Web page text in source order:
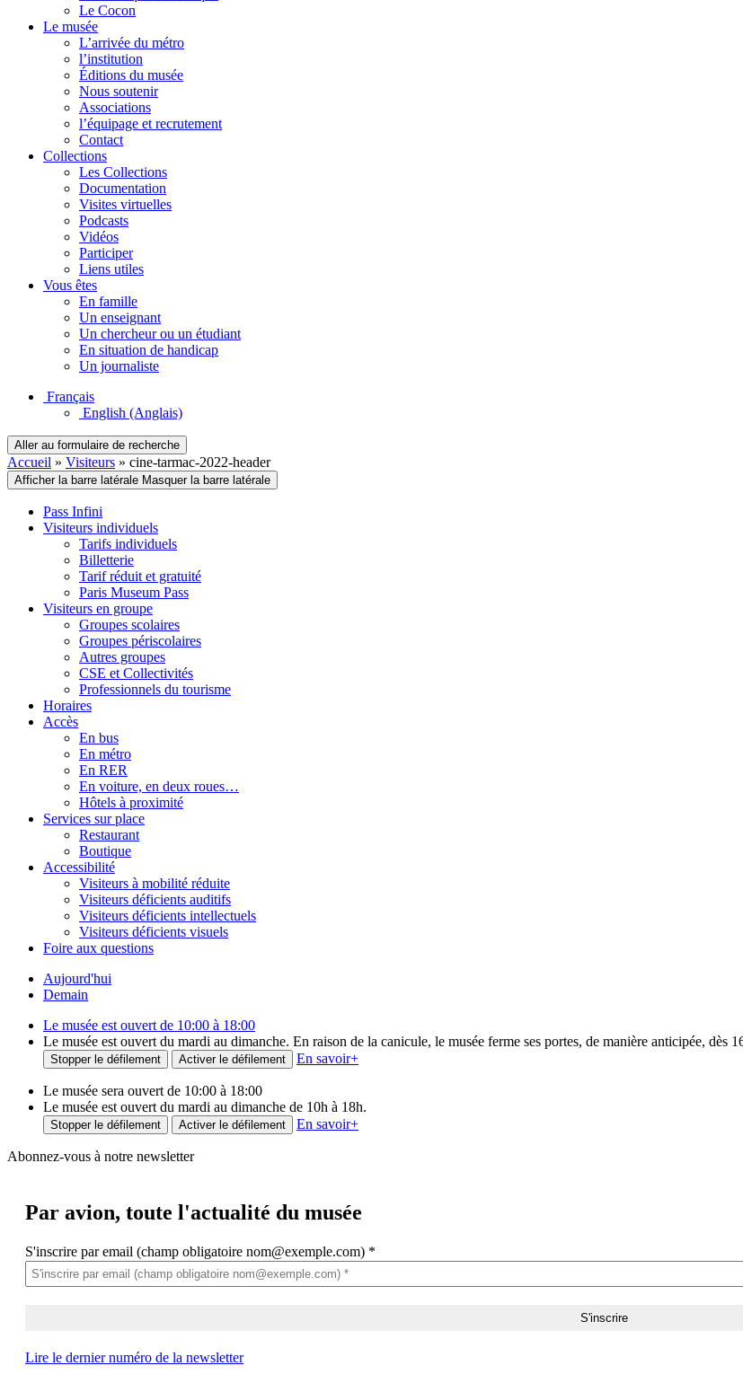
Le Cocon
Le musée
L’arrivée du métro
l’institution
Éditions du musée
Nous soutenir
Associations
l’équipage et recrutement
Contact
Collections
Les Collections
Documentation
Visites virtuelles
Podcasts
Vidéos
Participer
Liens utiles
Vous êtes
En famille
Un enseignant
Un chercheur ou un étudiant
En situation de handicap
Un journaliste
Français
English (Anglais)
Aller au formulaire de recherche
Accueil » Visiteurs » cine-tarmac-2022-header
Afficher la barre latérale Masquer la barre latérale
Pass Infini
Visiteurs individuels
Tarifs individuels
Billetterie
Tarif réduit et gratuité
Paris Museum Pass
Visiteurs en groupe
Groupes scolaires
Groupes périscolaires
Autres groupes
CSE et Collectivités
Professionnels du tourisme
Horaires
Accès
En bus
En métro
En RER
En voiture, en deux roues…
Hôtels à proximité
Services sur place
Restaurant
Boutique
Accessibilité
Visiteurs à mobilité réduite
Visiteurs déficients auditifs
Visiteurs déficients intellectuels
Visiteurs déficients visuels
Foire aux questions
Aujourd'hui
Demain
Le musée est ouvert de 10:00 à 18:00
Le musée est ouvert du mardi au dimanche. En raison de la canicule, le musée ferme ses portes, de manière anticipée, dès
Stopper le défilement Activer le défilement En savoir+
Le musée sera ouvert de 10:00 à 18:00
Le musée est ouvert du mardi au dimanche de 10h à 18h.
Stopper le défilement Activer le défilement En savoir+
Abonnez-vous à notre newsletter
Par avion, toute l'actualité du musée
S'inscrire par email (champ obligatoire nom@exemple.com) *
Lire le dernier numéro de la newsletter